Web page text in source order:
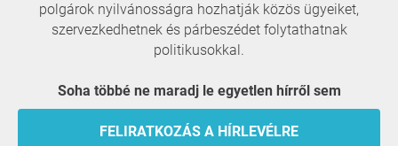
polgárok nyilvánosságra hozhatják közös ügyeiket,
szervezkedhetnek és párbeszédet folytathatnak
politikusokkal.
Soha többé ne maradj le egyetlen hírről sem
FELIRATKOZÁS A HÍRLEVÉLRE